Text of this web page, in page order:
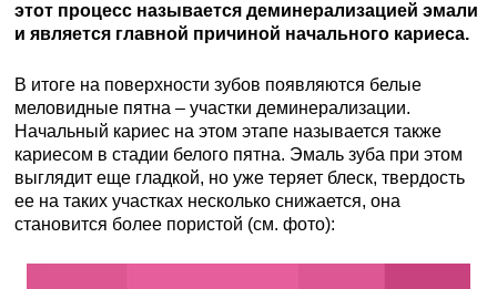
этот процесс называется деминерализацией эмали
и является главной причиной начального кариеса.
В итоге на поверхности зубов появляются белые
меловидные пятна – участки деминерализации.
Начальный кариес на этом этапе называется также
кариесом в стадии белого пятна. Эмаль зуба при этом
выглядит еще гладкой, но уже теряет блеск, твердость
ее на таких участках несколько снижается, она
становится более пористой (см. фото):